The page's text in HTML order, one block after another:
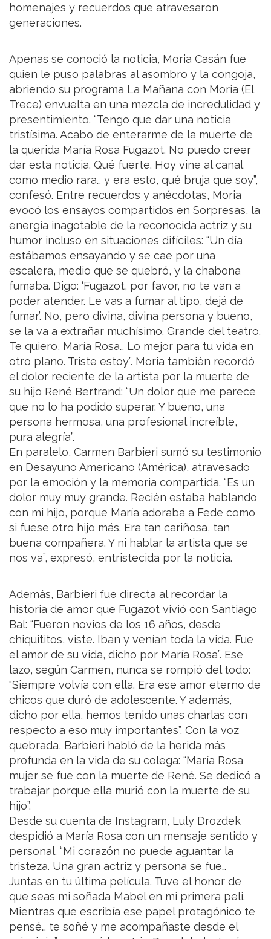
homenajes y recuerdos que atravesaron
generaciones.
Apenas se conoció la noticia, Moria Casán fue
quien le puso palabras al asombro y la congoja,
abriendo su programa La Mañana con Moria (El
Trece) envuelta en una mezcla de incredulidad y
presentimiento. “Tengo que dar una noticia
tristísima. Acabo de enterarme de la muerte de
la querida María Rosa Fugazot. No puedo creer
dar esta noticia. Qué fuerte. Hoy vine al canal
como medio rara… y era esto, qué bruja que soy”,
confesó. Entre recuerdos y anécdotas, Moria
evocó los ensayos compartidos en Sorpresas, la
energía inagotable de la reconocida actriz y su
humor incluso en situaciones difíciles: “Un día
estábamos ensayando y se cae por una
escalera, medio que se quebró, y la chabona
fumaba. Digo: ‘Fugazot, por favor, no te van a
poder atender. Le vas a fumar al tipo, dejá de
fumar’. No, pero divina, divina persona y bueno,
se la va a extrañar muchísimo. Grande del teatro.
Te quiero, María Rosa… Lo mejor para tu vida en
otro plano. Triste estoy”. Moria también recordó
el dolor reciente de la artista por la muerte de
su hijo René Bertrand: “Un dolor que me parece
que no lo ha podido superar. Y bueno, una
persona hermosa, una profesional increíble,
pura alegría”.
En paralelo, Carmen Barbieri sumó su testimonio
en Desayuno Americano (América), atravesado
por la emoción y la memoria compartida. “Es un
dolor muy muy grande. Recién estaba hablando
con mi hijo, porque María adoraba a Fede como
si fuese otro hijo más. Era tan cariñosa, tan
buena compañera. Y ni hablar la artista que se
nos va”, expresó, entristecida por la noticia.
Además, Barbieri fue directa al recordar la
historia de amor que Fugazot vivió con Santiago
Bal: “Fueron novios de los 16 años, desde
chiquititos, viste. Iban y venían toda la vida. Fue
el amor de su vida, dicho por María Rosa”. Ese
lazo, según Carmen, nunca se rompió del todo:
“Siempre volvía con ella. Era ese amor eterno de
chicos que duró de adolescente. Y además,
dicho por ella, hemos tenido unas charlas con
respecto a eso muy importantes”. Con la voz
quebrada, Barbieri habló de la herida más
profunda en la vida de su colega: “María Rosa
mujer se fue con la muerte de René. Se dedicó a
trabajar porque ella murió con la muerte de su
hijo”.
Desde su cuenta de Instagram, Luly Drozdek
despidió a María Rosa con un mensaje sentido y
personal. “Mi corazón no puede aguantar la
tristeza. Una gran actriz y persona se fue…
Juntas en tu última película. Tuve el honor de
que seas mi soñada Mabel en mi primera peli.
Mientras que escribía ese papel protagónico te
pensé… te soñé y me acompañaste desde el